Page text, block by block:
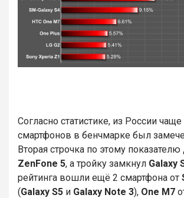
Согласно статистике, из России чаще
смартфонов в бенчмарке был
Вторая строчка по этому показателю
ZenFone 5, а тройку замкнул Galaxy
рейтинга вошли ещё 2 смартфона от
(Galaxy S5 и Galaxy Note 3), One M7